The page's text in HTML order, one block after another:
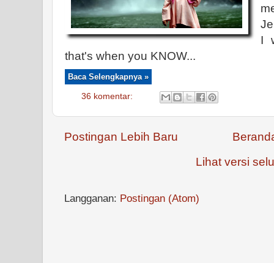
I
that's when you KNOW...
Baca Selengkapnya »
36 komentar:
Postingan Lebih Baru
Lihat versi
Langganan: Postingan (Atom)